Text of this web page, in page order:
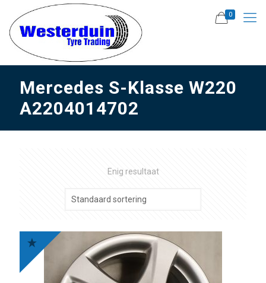
0
Mercedes S-Klasse W220
A2204014702
Enig resultaat